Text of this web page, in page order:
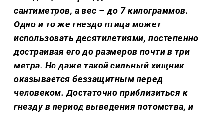
сантиметров, а вес – до 7 килограммов.
Одно и то же гнездо птица может
использовать десятилетиями, постепенно
достраивая его до размеров почти в три
метра. Но даже такой сильный хищник
оказывается беззащитным перед
человеком. Достаточно приблизиться к
гнезду в период выведения потомства, и